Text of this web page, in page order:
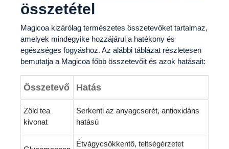
összetétel
Magicoa kizárólag természetes összetevőket tartalmaz,
amelyek mindegyike hozzájárul a hatékony és
egészséges fogyáshoz. Az alábbi táblázat részletesen
bemutatja a Magicoa főbb összetevőit és azok hatásait:
Összetevő Hatás
Zöld tea
kivonat
Serkenti az anyagcserét, antioxidáns
hatású
Étvágycsökkentő, teltségérzetet